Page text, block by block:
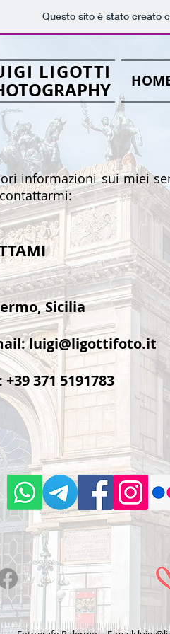
Questo sito è stato creato
informazioni sui miei
Sicilia
luigi@ligottifoto.it
+39 371 5191783
LIGOTTI